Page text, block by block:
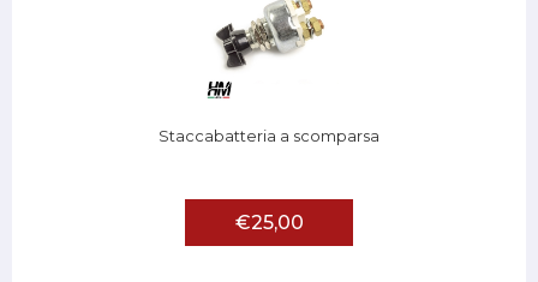
Staccabatteria a scomparsa
€25,00